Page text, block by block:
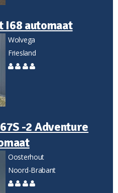
I68 automaat
Wolvega
Friesland
-2 Adventure
Oosterhout
Noord-Brabant